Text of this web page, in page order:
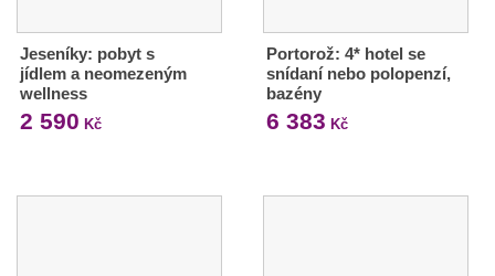
Jeseníky: pobyt s
jídlem a neomezeným
wellness
2 590 Kč
Portorož: 4* hotel se
snídaní nebo polopenzí,
bazény
6 383 Kč